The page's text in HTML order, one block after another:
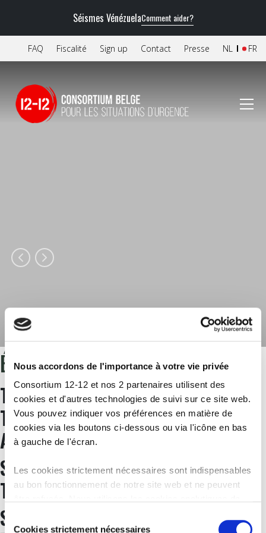
Nous accordons de l'importance à votre vie privée
Consortium 12-12 et nos 2 partenaires utilisent des
cookies et d'autres technologies de suivi sur ce site web.
Vous pouvez indiquer vos préférences en matière de
cookies via les boutons ci-dessous ou via l'icône en bas
à gauche de l'écran.
Les cookies strictement nécessaires sont indispensables
au bon fonctionnement de notre site web et ne peuvent
services. Les cookies fonctionnels permettent de
Sélection
Cookies strictement nécessaires
Séismes VénézuelaComment aider?
FAQ Fiscalité Sign up Contact Presse FR
NL
ÉTIQUETTE :INDONÉSIE
TREMBLEMENT DE TERRE ET
TSUNAMI EN INDONÉSIE : 1 AN
APRÈS
SURVIVRE AU SÉISME :
TÉMOIGNAGE (PARTIE 2)
SURVIVRE AU SÉISME :